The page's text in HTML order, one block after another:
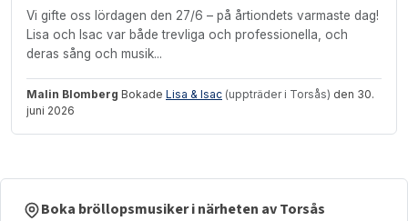
Vi gifte oss lördagen den 27/6 – på årtiondets varmaste dag!
Lisa och Isac var både trevliga och professionella, och
deras sång och musik...
Malin Blomberg Bokade Lisa & Isac (uppträder i Torsås) den 30.
juni 2026
Boka bröllopsmusiker i närheten av Torsås